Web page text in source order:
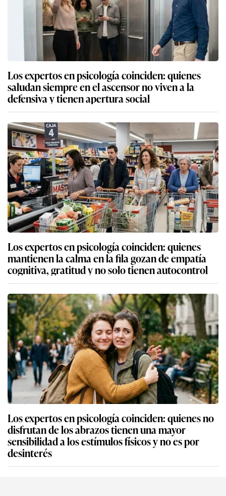
Los expertos en psicología coinciden: quienes
saludan siempre en el ascensor no viven a la
defensiva y tienen apertura social
Los expertos en psicología coinciden: quienes
mantienen la calma en la fila gozan de empatía
cognitiva, gratitud y no solo tienen autocontrol
Los expertos en psicología coinciden: quienes no
disfrutan de los abrazos tienen una mayor
sensibilidad a los estímulos físicos y no es por
desinterés